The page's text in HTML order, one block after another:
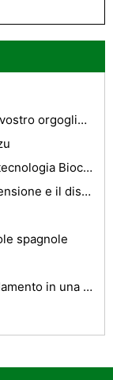
Comprare Ricambi auto audio per il vostro orgoglio e la gioia
Gran Bretagna in ritardo nell'uso di tecnologia Biocarburante
I meccanismi del distributore di accensione e il distributore di accensione elettronico
spagnole
Come sostituire un nucleo di riscaldamento in una Ford Taurus